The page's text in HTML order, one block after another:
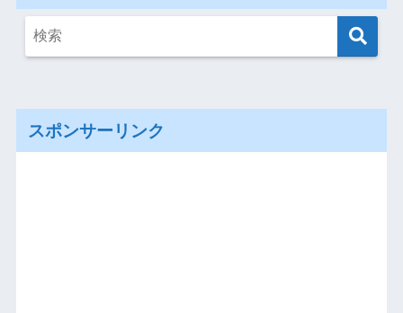
スポンサーリンク